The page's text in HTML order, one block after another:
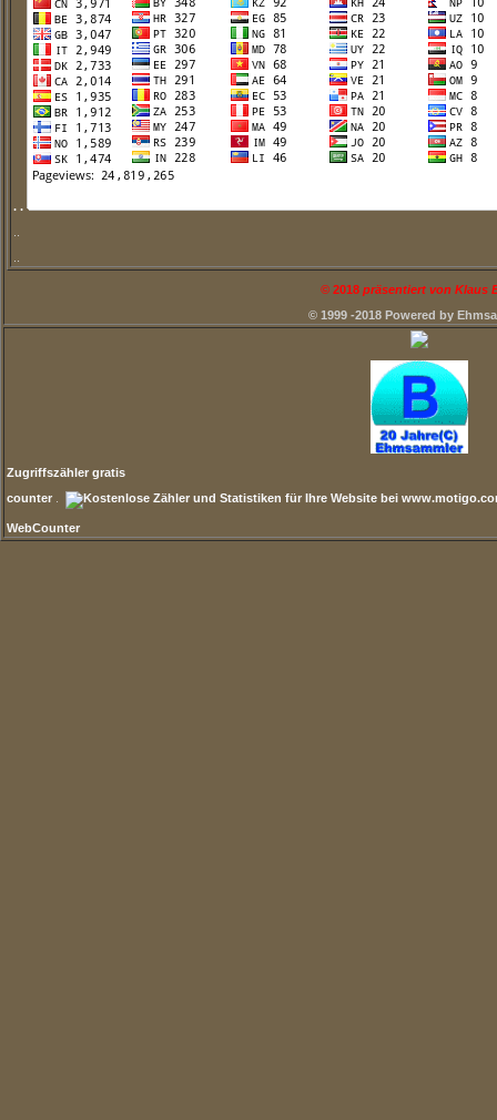
. .
© 2018 präsentiert von Klaus
© 1999 -2018 Powered by
Zugriffszähler gratis
counter
WebCounter